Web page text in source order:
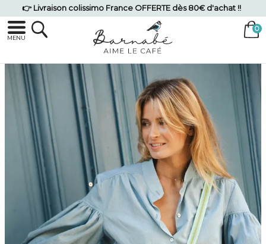
👉 Livraison colissimo France OFFERTE dès 80€ d'achat !!
MENU